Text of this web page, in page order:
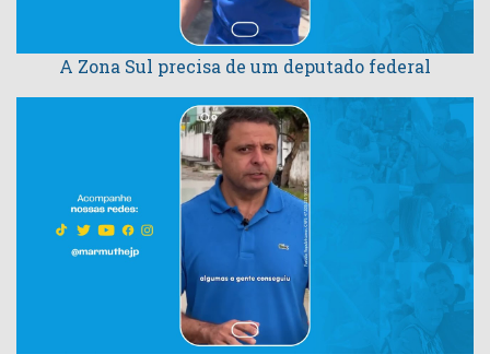
A Zona Sul precisa de um deputado federal